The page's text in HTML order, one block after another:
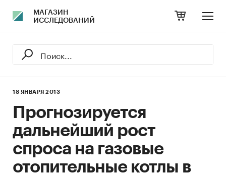
МАГАЗИН
ИССЛЕДОВАНИЙ
18 ЯНВАРЯ 2013
Прогнозируется
дальнейший рост
спроса на газовые
отопительные котлы в